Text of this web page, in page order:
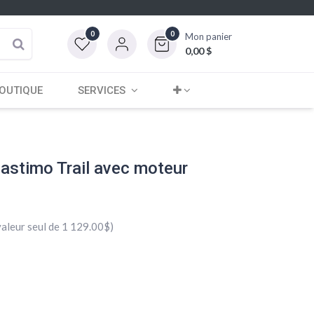
0 0 Mon panier
0,00$
SERVICES
Trail avec moteur
seul de 1 129.00$)